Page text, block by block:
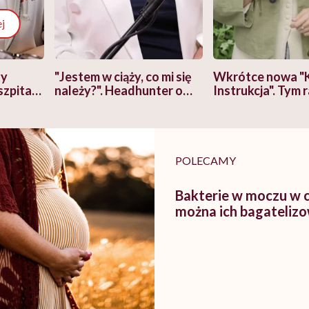
"Jestem w ciąży, co mi się
należy?". Headhunter o
pracy
Wkrótce nowa
Instrukcja". Tym
POLECAMY
Bakterie w moczu w
można ich